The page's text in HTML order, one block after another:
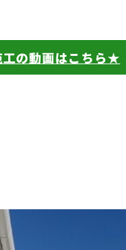
の動画はこちら★